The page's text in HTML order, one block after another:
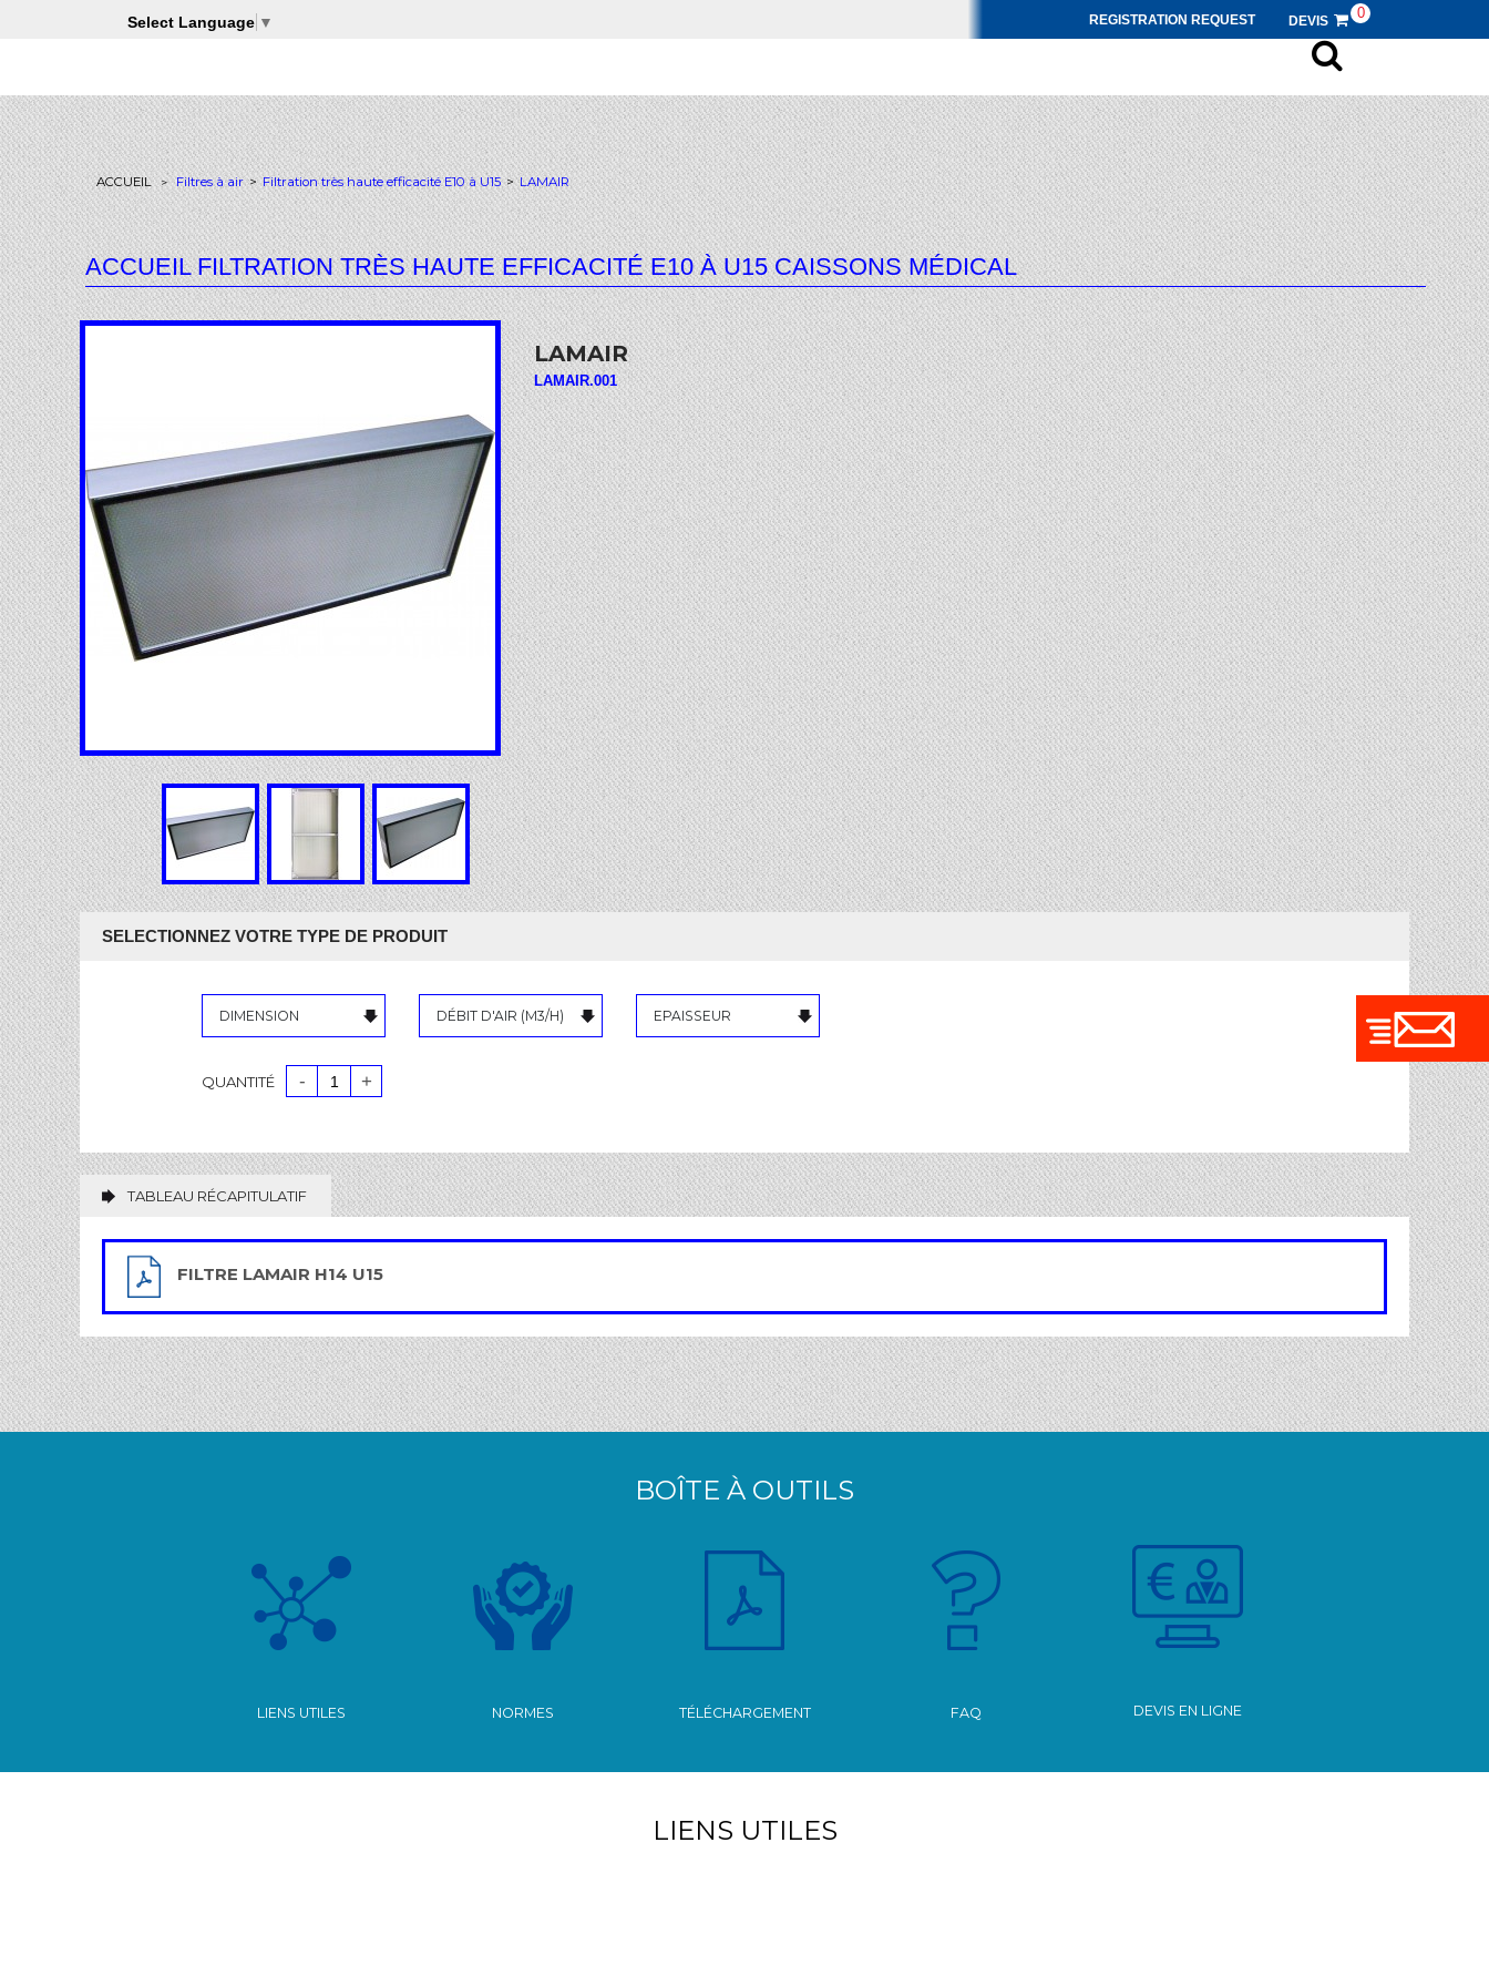
Select Language ▼ REGISTRATION REQUEST 0
DEVIS
ACCUEIL > Filtres à air > Filtration très haute efficacité E10 à U15 > LAMAIR
ACCUEIL FILTRATION TRÈS HAUTE EFFICACITÉ E10 À U15 CAISSONS MÉDICAL
LAMAIR
LAMAIR.001
SELECTIONNEZ VOTRE TYPE DE PRODUIT
QUANTITÉ - +
TABLEAU RÉCAPITULATIF
FILTRE LAMAIR H14 U15
BOÎTE À OUTILS
LIENS UTILES NORMES TÉLÉCHARGEMENT FAQ DEVIS EN LIGNE
LIENS UTILES